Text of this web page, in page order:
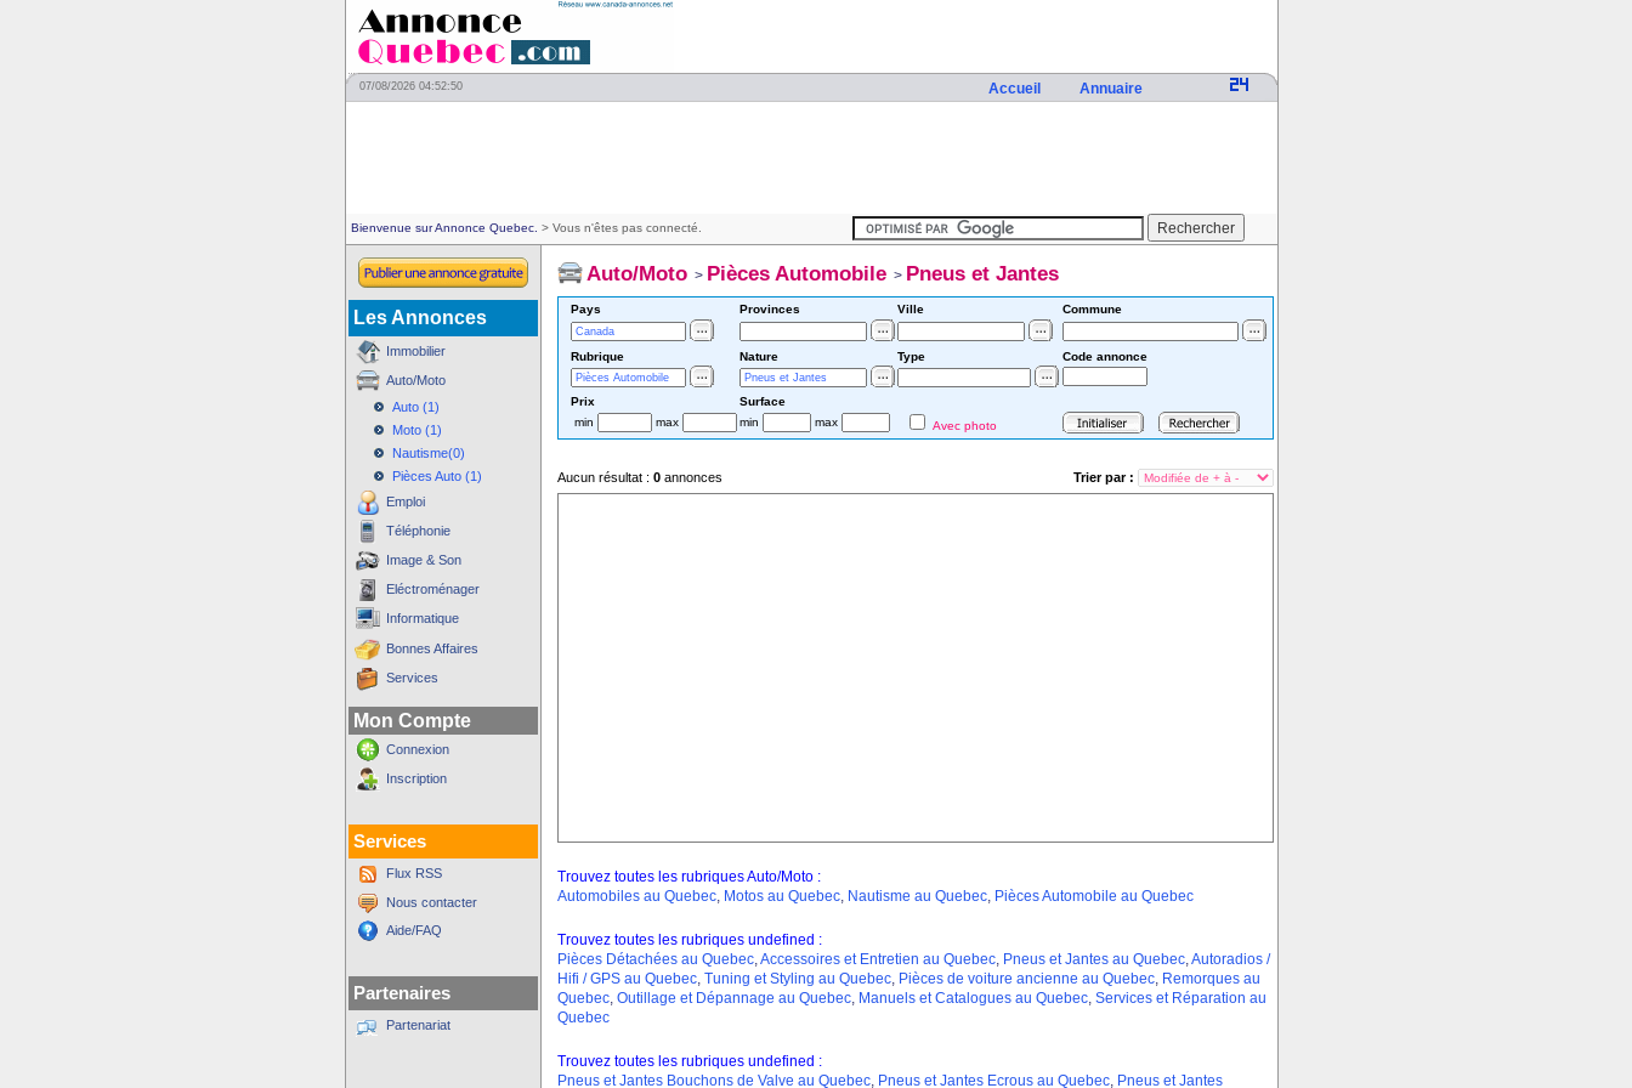
07/08/2026 04:52:50 Accueil Annuaire
Bienvenue sur Annonce Quebec. > Vous n'êtes pas connecté.
Les Annonces
Immobilier
Auto/Moto
Auto (1)
Moto (1)
Nautisme(0)
Pièces Auto (1)
Emploi
Téléphonie
Image & Son
Eléctroménager
Informatique
Bonnes Affaires
Services
Mon Compte
Connexion
Inscription
Services
Flux RSS
Nous contacter
Aide/FAQ
Partenaires
Partenariat
Auto/Moto> Pièces Automobile> Pneus et Jantes
Pays Provinces Ville Commune
Rubrique Nature Type Code annonce
Prix
Surface
min
max min max Avec photo
Aucun résultat : 0annonces Trier par :
Trouvez toutes les rubriques Auto/Moto :
Automobiles au Quebec, Motos au Quebec, Nautisme au Quebec, Pièces Automobile au Quebec
Trouvez toutes les rubriques undefined :
Pièces Détachées au Quebec,Accessoires et Entretien au Quebec, Pneus et Jantes au Quebec,Autoradios /
Hifi / GPS au Quebec, Tuning et Styling au Quebec, Pièces de voiture ancienne au Quebec, Remorques au
Quebec, Outillage et Dépannage au Quebec, Manuels et Catalogues au Quebec, Services et Réparation au
Quebec
Trouvez toutes les rubriques undefined :
Pneus et Jantes Bouchons de Valve au Quebec, Pneus et Jantes Ecrous au Quebec, Pneus et Jantes